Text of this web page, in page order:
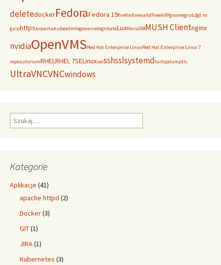
deletedockerFedoraFedora 19firefoxfirewalldFreeAXPgnomegrub2gt.m
gziphttpskoparkakubeadmlogowanielogrotateLuaMariaDBMUSH Clientnginx
nvidiaOpenVMSRed Hat Enterprise LinuxRed Hat Enterprise Linux 7
repozytoriumRHELRHEL 7SELinuxsetsshsslsystemdtartcpdumptls
UltraVNCVNCwindows
Szukaj:
Kategorie
Aplikacje (41)
apache httpd (2)
Docker(3)
GIT(1)
JIRA(1)
Kubernetes (3)